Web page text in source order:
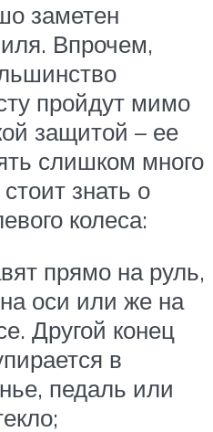
заметен
Впрочем,
пройдут мимо
защитой – ее
слишком много
знать о
колеса:
прямо на руль,
оси или же на
Другой конец
в
педаль или